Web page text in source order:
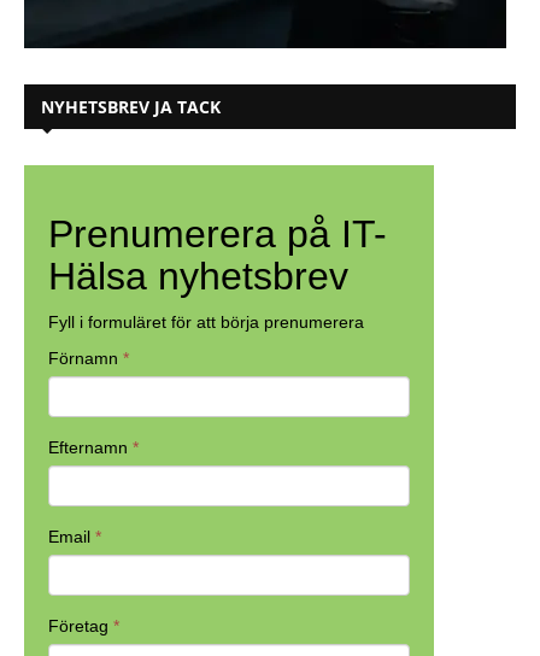
NYHETSBREV JA TACK